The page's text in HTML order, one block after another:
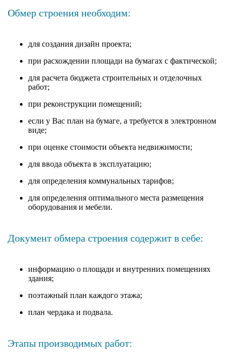
Обмер строения необходим:
для создания дизайн проекта;
при расхождении площади на бумагах с фактической;
для расчета бюджета строительных и отделочных
работ;
при реконструкции помещений;
если у Вас план на бумаге, а требуется в электронном
виде;
при оценке стоимости объекта недвижимости;
для ввода объекта в эксплуатацию;
для определения коммунальных тарифов;
для определения оптимального места размещения
оборудования и мебели.
Документ обмера строения содержит в себе:
информацию о площади и внутренних помещениях
здания;
поэтажный план каждого этажа;
план чердака и подвала.
Этапы производимых работ: